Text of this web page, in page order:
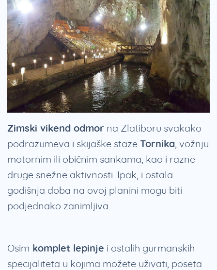
Zimski vikend odmor na Zlatiboru svakako
podrazumeva i skijaške staze Tornika , vožnju
motornim ili običnim sankama, kao i razne
druge snežne aktivnosti. Ipak, i ostala
godišnja doba na ovoj planini mogu biti
podjednako zanimljiva.
Osim komplet lepinje i ostalih gurmanskih
specijaliteta u kojima možete uživati, poseta